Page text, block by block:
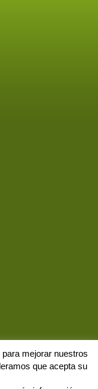
mejorar nuestros
que acepta su